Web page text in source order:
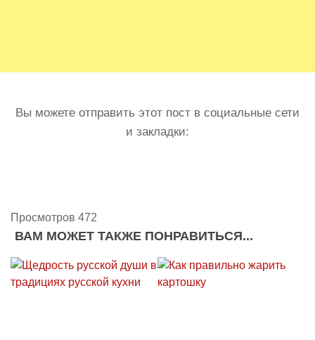
Вы можете отправить этот пост в социальные сети
и закладки:
Просмотров 472
ВАМ МОЖЕТ ТАКЖЕ ПОНРАВИТЬСЯ...